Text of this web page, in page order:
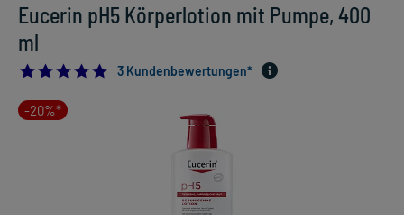
Eucerin pH5 Körperlotion mit Pumpe, 400
ml
5.0
3 Kundenbewertungen*
-20%*